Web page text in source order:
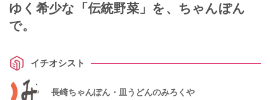
ゆく希少な「伝統野菜」を、ちゃんぽん
で。
イチオシスト
長崎ちゃんぽん・皿うどんのみろくや